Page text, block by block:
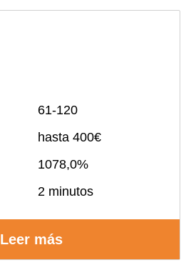
61-120
hasta 400€
1078,0%
2 minutos
Leer más